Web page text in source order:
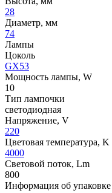
28
Диаметр, мм
74
Лампы
Цоколь
GX53
Мощность лампы, W
10
Тип лампочки
светодиодная
Напряжение, V
220
Цветовая температура, K
4000
Световой поток, Lm
800
Информация об упаковке